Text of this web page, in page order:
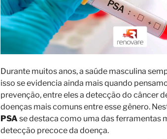
Durante muitos anos, a saúde masculina
isso se evidencia ainda mais quando
prevenção, entre eles a detecção do câncer
doenças mais comuns entre esse gênero.
PSA se destaca como uma das ferramentas
detecção precoce da doença.